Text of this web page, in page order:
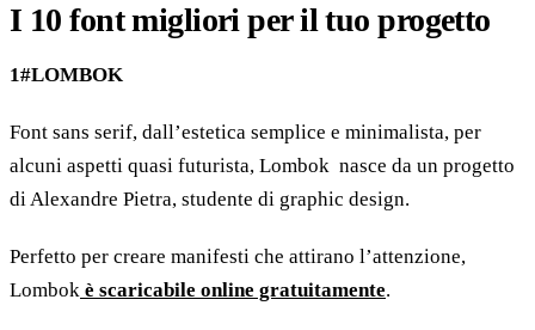
I 10 font migliori per il tuo progetto
1#LOMBOK
Font sans serif, dall’estetica semplice e minimalista, per
alcuni aspetti quasi futurista, Lombok nasce da un progetto
di Alexandre Pietra, studente di graphic design.
Perfetto per creare manifesti che attirano l’attenzione,
Lombok è scaricabile online gratuitamente.